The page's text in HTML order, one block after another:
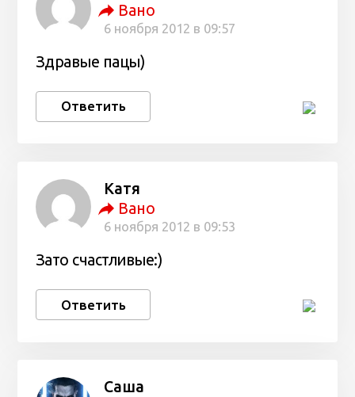
Вано
6 ноября 2012 в 09:57
Здравые пацы)
Ответить
Катя
Вано
6 ноября 2012 в 09:53
Зато счастливые:)
Ответить
Саша